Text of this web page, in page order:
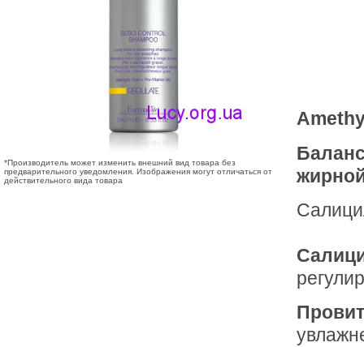
*Производитель может изменить внешний вид товара без
предварительного уведомления. Изображения могут отличаться от
действительного вида товара